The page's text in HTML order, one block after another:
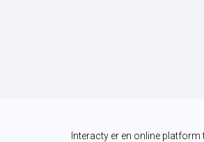
Interacty er en online